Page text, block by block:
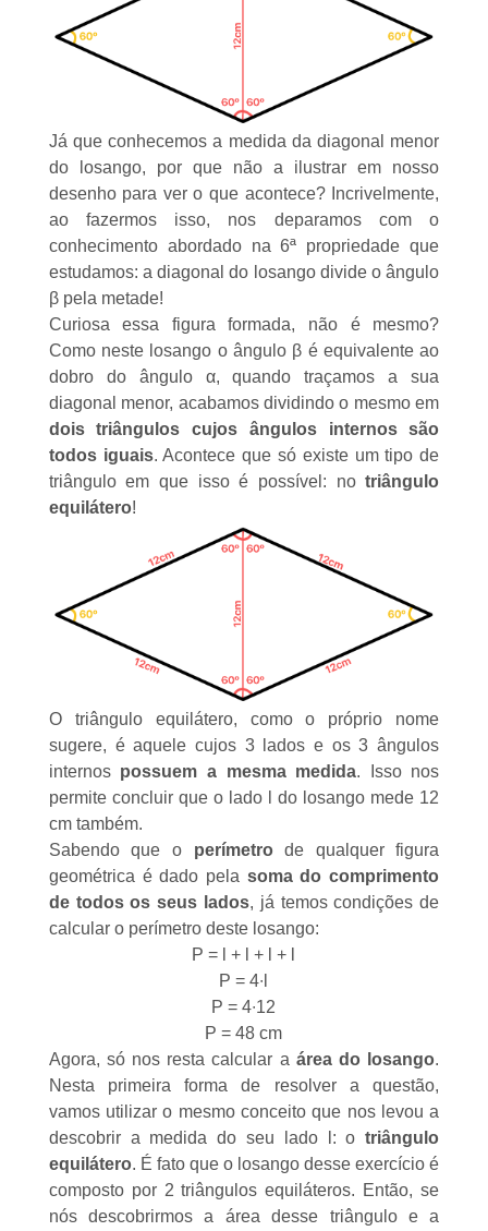
Já que conhecemos a medida da diagonal menor
do losango, por que não a ilustrar em nosso
desenho para ver o que acontece? Incrivelmente,
ao fazermos isso, nos deparamos com o
conhecimento abordado na 6ª propriedade que
estudamos: a diagonal do losango divide o ângulo
β pela metade!
Curiosa essa figura formada, não é mesmo?
Como neste losango o ângulo β é equivalente ao
dobro do ângulo α, quando traçamos a sua
diagonal menor, acabamos dividindo o mesmo em
dois triângulos cujos ângulos internos são
todos iguais. Acontece que só existe um tipo de
triângulo em que isso é possível: notriângulo
equilátero!
O triângulo equilátero, como o próprio nome
sugere, é aquele cujos 3 lados e os 3 ângulos
internos possuem a mesma medida. Isso nos
permite concluir que o lado l do losango mede 12
cm também.
Sabendo que o perímetrode qualquer figura
geométrica é dado pela soma do comprimento
de todos os seus lados, já temos condições de
calcular o perímetro deste losango:
P = l + l + l + l
P = 4∙l
P = 4∙12
P = 48 cm
Agora, só nos resta calcular a área do losango.
Nesta primeira forma de resolver a questão,
vamos utilizar o mesmo conceito que nos levou a
descobrir a medida do seu lado l: otriângulo
equilátero. É fato que o losango desse exercício é
composto por 2 triângulos equiláteros. Então, se
nós descobrirmos a área desse triângulo e a